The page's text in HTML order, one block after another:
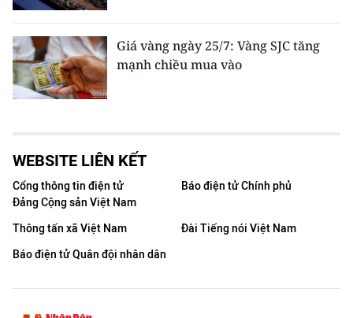
Giá vàng ngày 25/7: Vàng SJC tăng
mạnh chiều mua vào
WEBSITE LIÊN KẾT
Cổng thông tin điện tử
Đảng Cộng sản Việt Nam
Báo điện tử Chính phủ
Thông tấn xã Việt Nam
Đài Tiếng nói Việt Nam
Báo điện tử Quân đội nhân dân